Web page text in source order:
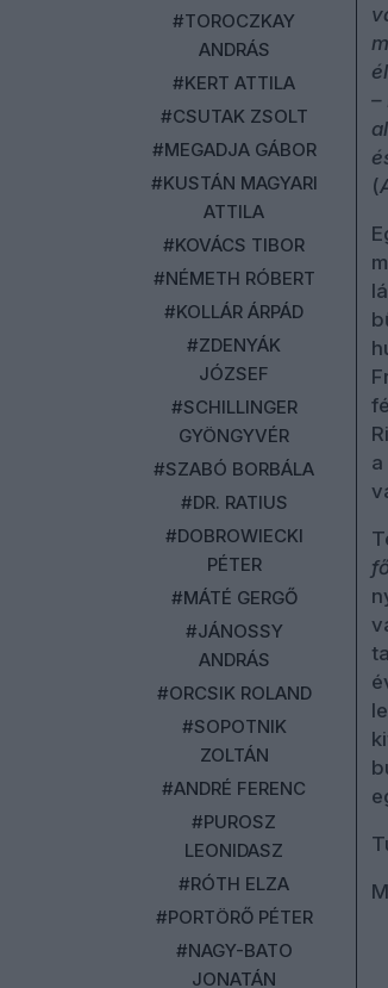
–
(
#TOROCZKAY
ANDRÁS
#KERT ATTILA
#CSUTAK ZSOLT
#MEGADJA GÁBOR
#KUSTÁN MAGYARI
ATTILA
#KOVÁCS TIBOR
#NÉMETH RÓBERT
#KOLLÁR ÁRPÁD
#ZDENYÁK
JÓZSEF
#SCHILLINGER
GYÖNGYVÉR
#SZABÓ BORBÁLA
#DR. RATIUS
#DOBROWIECKI
PÉTER
#MÁTÉ GERGŐ
#JÁNOSSY
ANDRÁS
#ORCSIK ROLAND
#SOPOTNIK
ZOLTÁN
#ANDRÉ FERENC
#PUROSZ
LEONIDASZ
#RÓTH ELZA
#PORTÖRŐ PÉTER
#NAGY-BATO
JONATÁN